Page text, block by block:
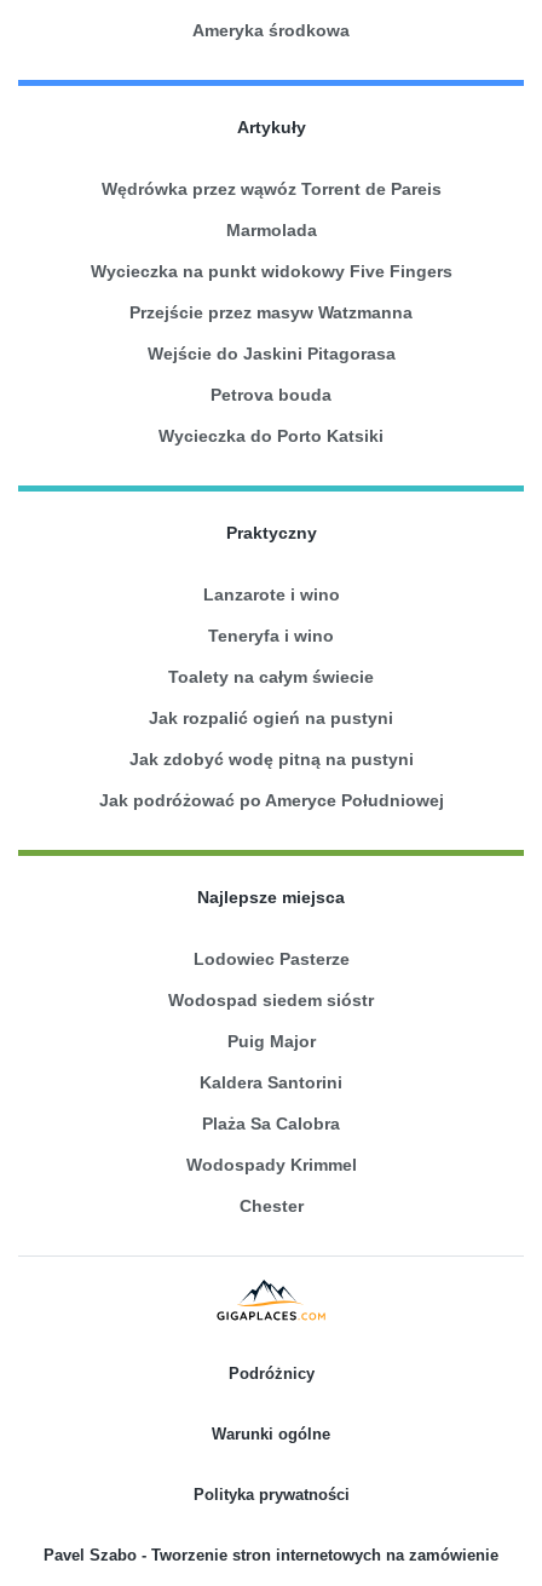
Ameryka środkowa
Artykuły
Wędrówka przez wąwóz Torrent de Pareis
Marmolada
Wycieczka na punkt widokowy Five Fingers
Przejście przez masyw Watzmanna
Wejście do Jaskini Pitagorasa
Petrova bouda
Wycieczka do Porto Katsiki
Praktyczny
Lanzarote i wino
Teneryfa i wino
Toalety na całym świecie
Jak rozpalić ogień na pustyni
Jak zdobyć wodę pitną na pustyni
Jak podróżować po Ameryce Południowej
Najlepsze miejsca
Lodowiec Pasterze
Wodospad siedem sióstr
Puig Major
Kaldera Santorini
Plaża Sa Calobra
Wodospady Krimmel
Chester
Podróżnicy
Warunki ogólne
Polityka prywatności
Pavel Szabo - Tworzenie stron internetowych na zamówienie